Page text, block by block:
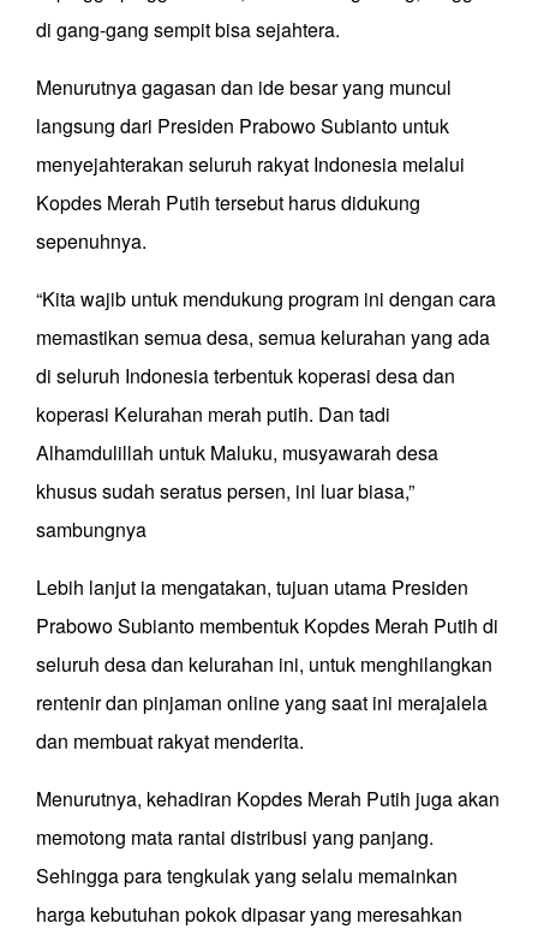
di gang-gang sempit bisa sejahtera.
Menurutnya gagasan dan ide besar yang muncul
langsung dari Presiden Prabowo Subianto untuk
menyejahterakan seluruh rakyat Indonesia melalui
Kopdes Merah Putih tersebut harus didukung
sepenuhnya.
“Kita wajib untuk mendukung program ini dengan cara
memastikan semua desa, semua kelurahan yang ada
di seluruh Indonesia terbentuk koperasi desa dan
koperasi Kelurahan merah putih. Dan tadi
Alhamdulillah untuk Maluku, musyawarah desa
khusus sudah seratus persen, ini luar biasa,”
sambungnya
Lebih lanjut ia mengatakan, tujuan utama Presiden
Prabowo Subianto membentuk Kopdes Merah Putih di
seluruh desa dan kelurahan ini, untuk menghilangkan
rentenir dan pinjaman online yang saat ini merajalela
dan membuat rakyat menderita.
Menurutnya, kehadiran Kopdes Merah Putih juga akan
memotong mata rantai distribusi yang panjang.
Sehingga para tengkulak yang selalu memainkan
harga kebutuhan pokok dipasar yang meresahkan